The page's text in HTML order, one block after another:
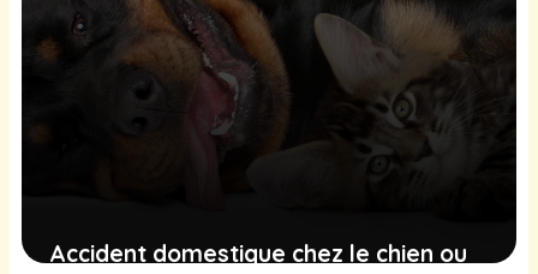
Accident domestique chez le chien ou